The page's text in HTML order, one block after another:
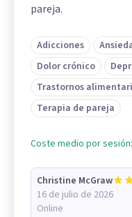
pareja.
Adicciones
Dolor crónico
Trastornos
Terapia de pareja
Coste medio por sesión:
Christine McGraw
16 de julio de 2026
Online